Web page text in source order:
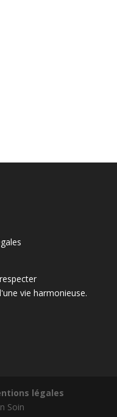
vie harmonieuse.
légales
Soin